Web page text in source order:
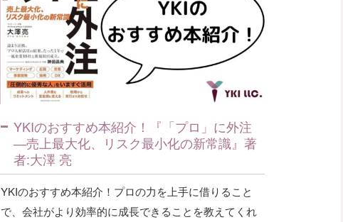
YKIのおすすめ本紹介！『「プロ」に外注
―売上最大化、リスク最小化の新常識』著
者:大澤 亮
YKIのおすすめ本紹介！プロの力を上手に借りること
で、会社がより効率的に成長できることを教えてくれ